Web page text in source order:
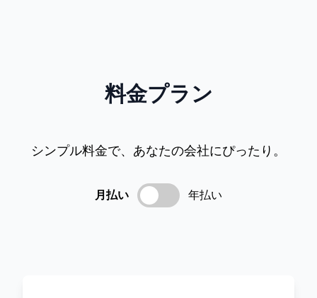
料金プラン
シンプル料金で、あなたの会社にぴったり。
月払い 年払い